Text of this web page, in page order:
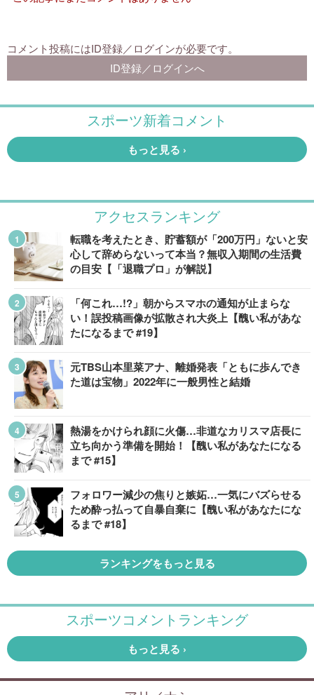
アクセスランキング
転職を考えたとき、貯蓄額が「200万円」ないと安
心して辞めらないって本当？無収入期間の生活費
の目安【「退職プロ」が解説】
「何これ…!?」朝からスマホの通知が止まらな
い！誤投稿画像が拡散され大炎上【醜い私があな
たになるまで #19】
元TBS山本里菜アナ、離婚発表「ともに歩んでき
た道は宝物」2022年に一般男性と結婚
熱湯をかけられ顔に火傷…非道なカリスマ店長に
立ち向かう準備を開始！【醜い私があなたになる
まで #15】
フォロワー減少の焦りと嫉妬…一気にバズらせる
ため酔っ払って自暴自棄に【醜い私があなたにな
るまで #18】
ランキングをもっと見る